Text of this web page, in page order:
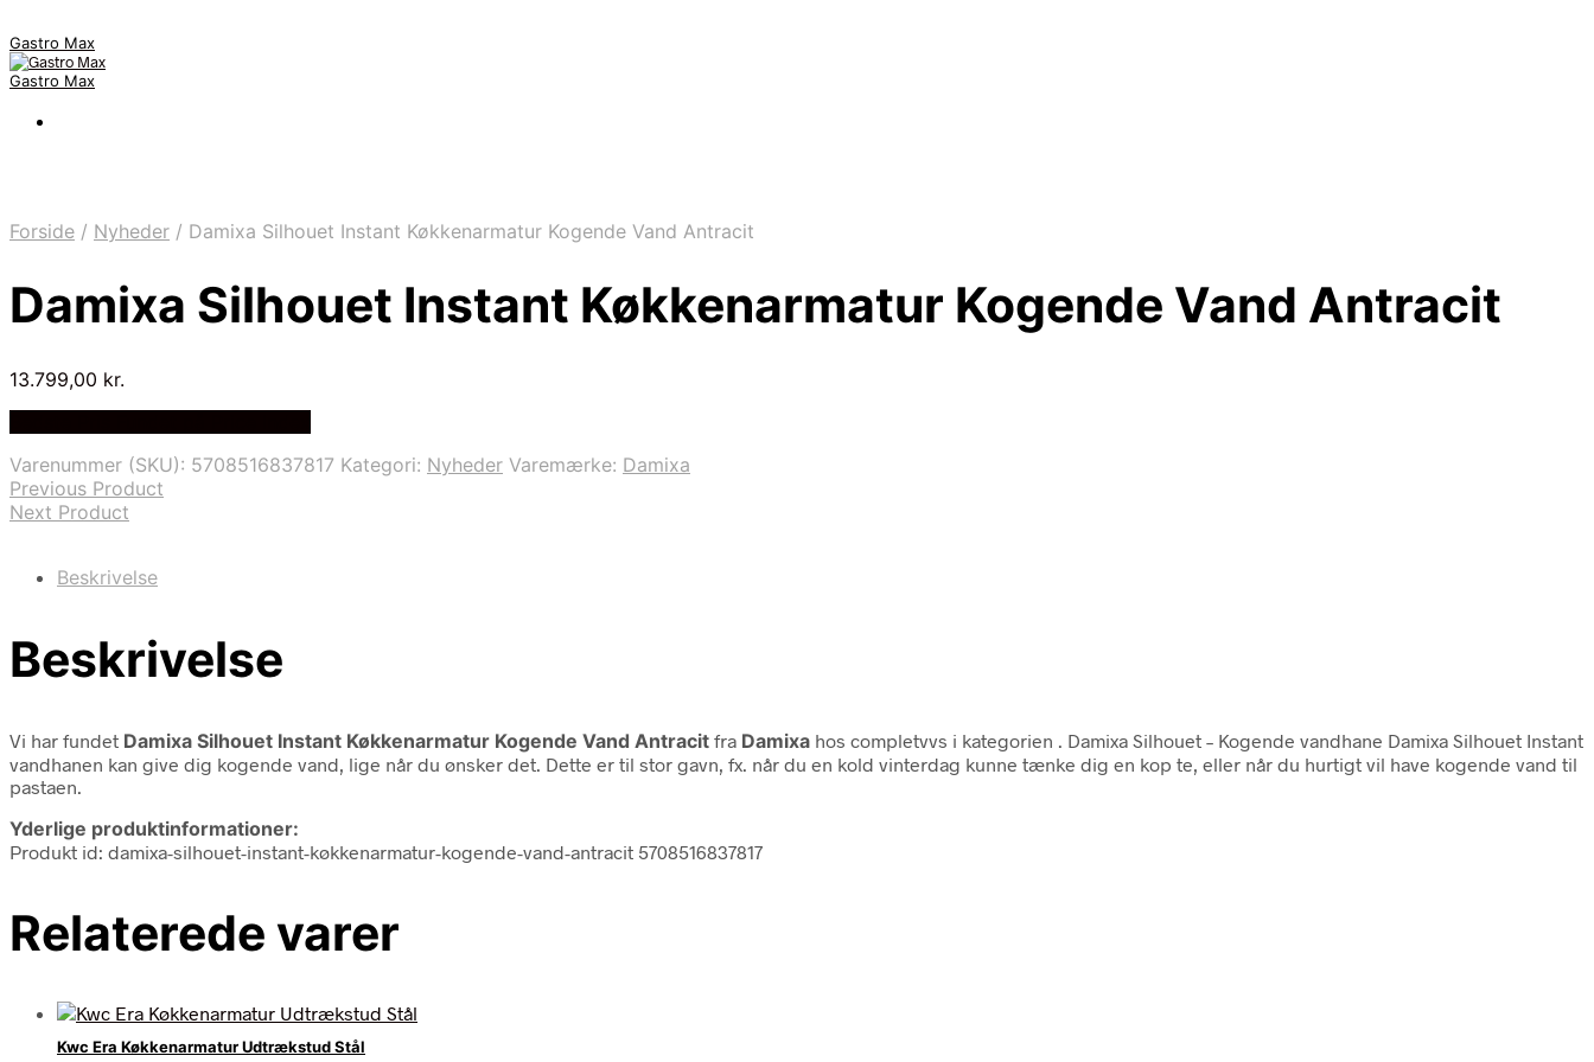
Gastro Max
Gastro Max
Forside / Nyheder / Damixa Silhouet Instant Køkkenarmatur Kogende Vand Antracit
Damixa Silhouet Instant Køkkenarmatur Kogende Vand Antracit
13.799,00 kr.
Varenummer (SKU): 5708516837817 Kategori: Nyheder Varemærke: Damixa
Previous Product
Next Product
Beskrivelse
Beskrivelse
Vi har fundet Damixa Silhouet Instant Køkkenarmatur Kogende Vand Antracit fra Damixa hos completvvs i kategorien
. Damixa Silhouet – Kogende vandhane Damixa Silhouet Instant
vandhanen kan give dig kogende vand, lige når du ønsker det. Dette er til stor gavn, fx. når du en kold vinterdag kunne tænke dig en kop te, eller når du hurtigt vil have kogende vand til
pastaen.
Yderlige produktinformationer:
Produkt id: damixa-silhouet-instant-køkkenarmatur-kogende-vand-antracit 5708516837817
Relaterede varer
Kwc Era Køkkenarmatur Udtrækstud Stål